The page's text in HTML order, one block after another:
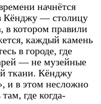
начнётся
Кёнджу — столицу
в котором правили
каждый камень
в городе, где
— не музейные
ткани. Кёнджу
и в этом несложно
где когда-